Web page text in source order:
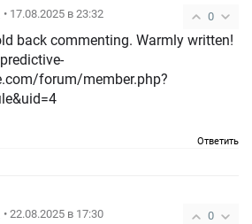
0
• 17.08.2025 в 23:32
back commenting. Warmly written!
forum/member.php?
Ответить
0
• 22.08.2025 в 17:30